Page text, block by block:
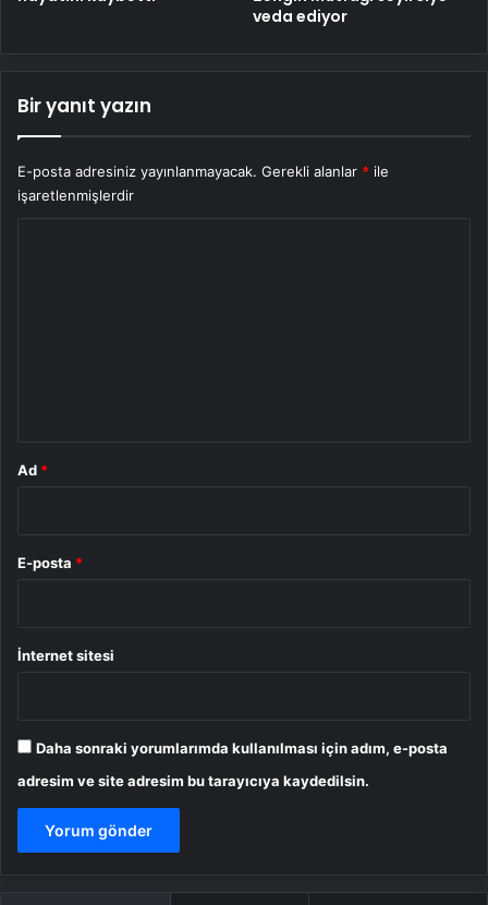
veda ediyor
Bir yanıt yazın
E-posta adresiniz yayınlanmayacak. Gerekli alanlar * ile
işaretlenmişlerdir
Ad *
E-posta *
İnternet sitesi
Daha sonraki yorumlarımda kullanılması için adım, e-posta
adresim ve site adresim bu tarayıcıya kaydedilsin.